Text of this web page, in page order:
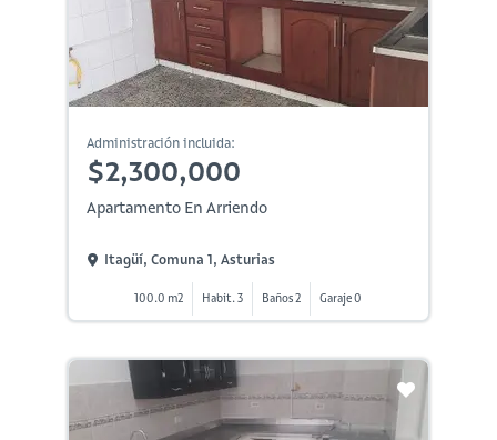
Administración incluida:
$2,300,000
Apartamento En Arriendo
Itagüí, Comuna 1, Asturias
100.0 m2 Habit. 3 Baños 2 Garaje 0